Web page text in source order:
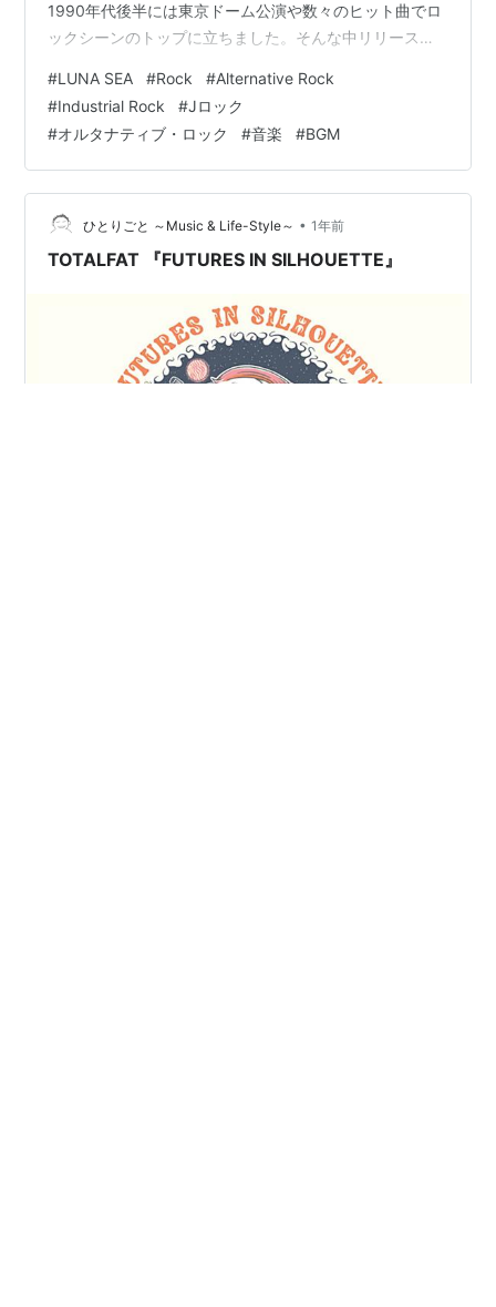
1990年代後半には東京ドーム公演や数々のヒット曲でロ
ックシーンのトップに立ちました。そんな中リリースさ
『LUNACY』です。 本作は2000年7月に発表され、
LUNA SEA の活動休止前最後のオリジナルアルバムとな
ったことで、ファンにとって特別な意味を持っていま
す。「LUNACY（狂気）」というタイトルが象徴するよ
うに、これまでのメロディアスなハードロックやポップ
な要素を継承しつつ…
#LUNA SEA #Rock #Alternative Rock
#Industrial Rock #Jロック
#オルタナティブ・ロック #音楽 #BGM
ひとりごと ～Music & Life-Style～ • 1年前
TOTALFAT 『FUTURES IN SILHOUETTE』